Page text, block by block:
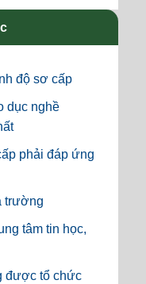
độ sơ cấp
dục nghề
phải đáp ứng
trường
tâm tin học,
được tổ chức